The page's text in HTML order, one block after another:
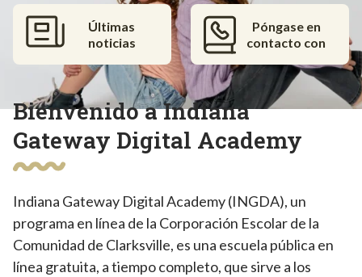
Últimas
noticias
Póngase en
contacto con
Bienvenido a Indiana
Gateway Digital Academy
Indiana Gateway Digital Academy (INGDA), un
programa en línea de la Corporación Escolar de la
Comunidad de Clarksville, es una escuela pública en
línea gratuita, a tiempo completo, que sirve a los